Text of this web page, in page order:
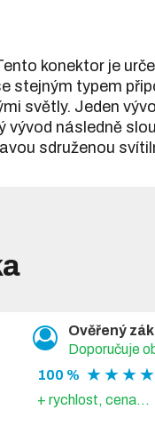
konektor je
stejným typem
světly. Jeden
následně
sdruženou
Ověřený
Doporučuje
100 % ★ ★ ★
+ rychlost, cena...